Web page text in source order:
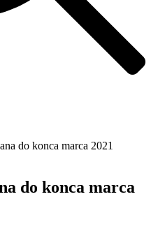
do konca marca 2021
do konca marca